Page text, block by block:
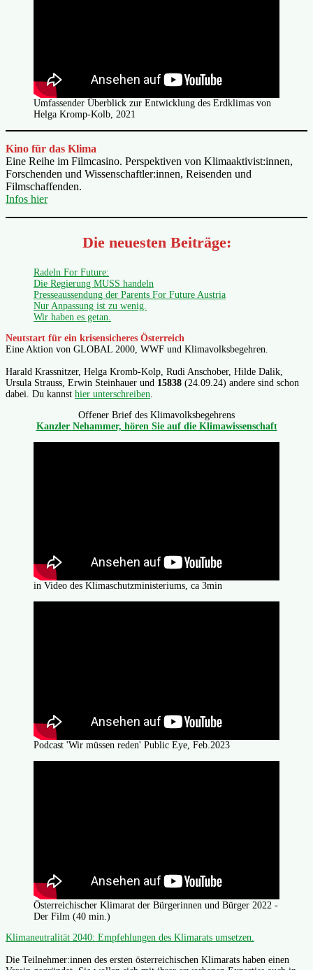
Umfassender Überblick zur Entwicklung des Erdklimas von
Helga Kromp-Kolb, 2021
Kino für das Klima
Eine Reihe im Filmcasino. Perspektiven von Klimaaktivist:innen,
Forschenden und Wissenschaftler:innen, Reisenden und
Filmschaffenden.
Infos hier
Die neuesten Beiträge:
Radeln For Future:
Die Regierung MUSS handeln
Presseaussendung der Parents For Future Austria
Nur Anpassung ist zu wenig.
Wir haben es getan.
Neutstart für ein krisensicheres Österreich
Eine Aktion von GLOBAL 2000, WWF und Klimavolksbegehren.
Harald Krassnitzer, Helga Kromb-Kolp, Rudi Anschober, Hilde Dalik,
Ursula Strauss, Erwin Steinhauer und 15838 (24.09.24) andere sind schon
dabei. Du kannst hier unterschreiben.
Offener Brief des Klimavolksbegehrens
Kanzler Nehammer, hören Sie auf die Klimawissenschaft
in Video des Klimaschutzministeriums, ca 3min
Podcast 'Wir müssen reden' Public Eye, Feb.2023
Österreichischer Klimarat der Bürgerinnen und Bürger 2022 -
Der Film (40 min.)
Klimaneutralität 2040: Empfehlungen des Klimarats umsetzen.
Die Teilnehmer:innen des ersten österreichischen Klimarats haben einen